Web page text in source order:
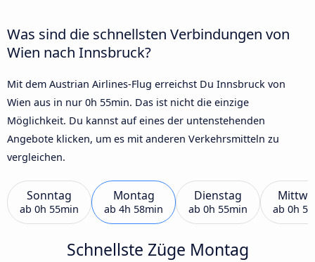
Was sind die schnellsten Verbindungen von
Wien nach Innsbruck?
Mit dem Austrian Airlines-Flug erreichst Du Innsbruck von
Wien aus in nur 0h 55min. Das ist nicht die einzige
Möglichkeit. Du kannst auf eines der untenstehenden
Angebote klicken, um es mit anderen Verkehrsmitteln zu
vergleichen.
Sonntag
ab 0h 55min
Montag
ab 4h 58min
Dienstag
ab 0h 55min ab 0h
Schnellste Züge Montag